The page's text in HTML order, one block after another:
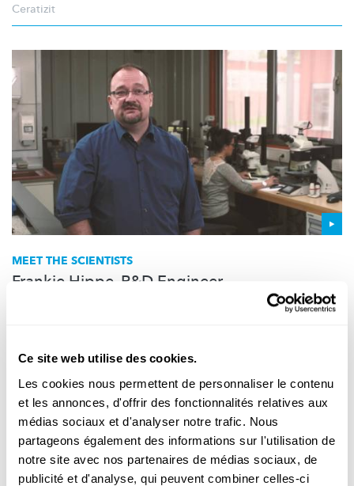
Ce site web utilise des cookies.
Les cookies nous permettent de personnaliser le contenu
et les annonces, d'offrir des fonctionnalités relatives aux
médias sociaux et d'analyser notre trafic. Nous
partageons également des informations sur l'utilisation de
notre site avec nos partenaires de médias sociaux, de
publicité et d'analyse, qui peuvent combiner celles-ci
Ceratizit
MEET THE SCIENTISTS
Frankie Hippe, R&D Engineer
Tête de mèche, dent de scie, bille de stylo: Ceratizit à Mamer
Suivezscience.lu